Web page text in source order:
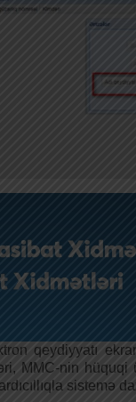
qeydiyyatı
MMC-nin hüquqi
sistemə